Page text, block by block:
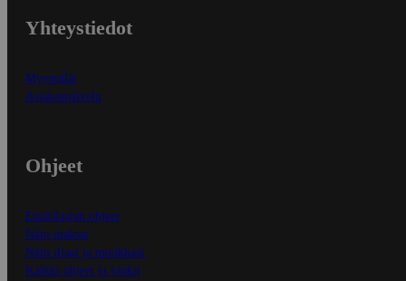
Yhteystiedot
Myymälät
Asiakaspalvelu
Ohjeet
Ensitilaajan ohjeet
Näin maksat
Näin tilaat ja muokkaat
Kaikki ohjeet ja vinkit